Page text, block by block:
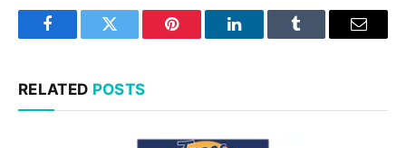
FacebookTwitter Pinterest LinkedInTumblr Email
RELATED POSTS